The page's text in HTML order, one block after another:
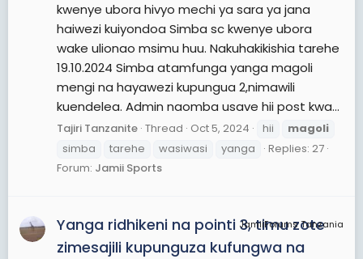
kwenye ubora hivyo mechi ya sara ya jana
haiwezi kuiyondoa Simba sc kwenye ubora
wake ulionao msimu huu. Nakuhakikishia tarehe
19.10.2024 Simba atamfunga yanga magoli
mengi na hayawezi kupungua 2,nimawili
kuendelea. Admin naomba usave hii post kwa...
Tajiri Tanzanite Thread Oct 5, 2024 hii
magoli
simba
tarehe wasiwasi yanga
Replies: 27
Forum: Jamii Sports
JamiiForums Tanzania
Yanga ridhikeni na pointi 3, timu zote
zimesajili kupunguza kufungwa na